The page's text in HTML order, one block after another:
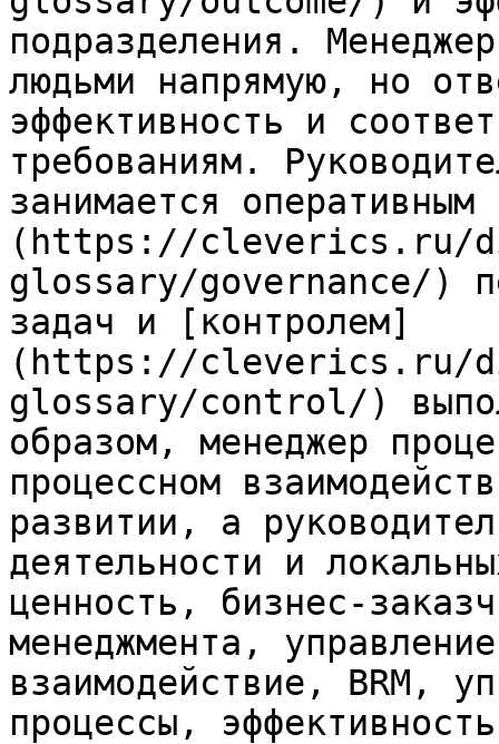
подразделения.
людьми напрямую, но
эффективность и
требованиям.
занимается
(https://cleverics.ru/
glossary/governance/)
задач и [контролем]
(https://cleverics.ru/
glossary/control/)
образом, менеджер
процессном
развитии, а
деятельности и
ценность, бизнес-
менеджмента,
взаимодействие, BRM,
процессы,